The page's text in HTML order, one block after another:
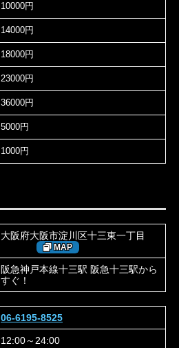
10000円
14000円
18000円
23000円
36000円
5000円
1000円
大阪府大阪市淀川区十三東一丁目
MAP
阪急神戸本線十三駅 阪急十三駅から
すぐ！
06-6195-8525
12:00～24:00